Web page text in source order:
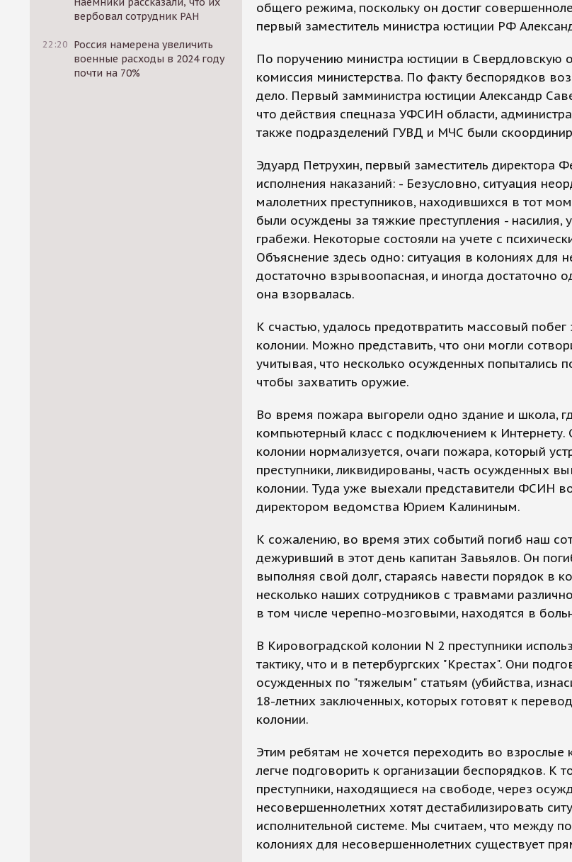
вербовал сотрудник РАН
22:20 Россия намерена увеличить
военные расходы в 2024 году
почти на 70%
общего режима, поскольку он достиг
первый заместитель министра юстиции РФ
По поручению министра юстиции в Свердловскую
комиссия министерства. По факту беспорядков
дело. Первый замминистра юстиции Александр
что действия спецназа УФСИН области,
также подразделений ГУВД и МЧС были
Эдуард Петрухин, первый заместитель директора
исполнения наказаний: - Безусловно, ситуация
малолетних преступников, находившихся в тот
были осуждены за тяжкие преступления - насилия,
грабежи. Некоторые состояли на учете с
Объяснение здесь одно: ситуация в колониях для
достаточно взрывоопасная, и иногда достаточно
она взорвалась.
К счастью, удалось предотвратить массовый побег
колонии. Можно представить, что они могли
учитывая, что несколько осужденных попытались
чтобы захватить оружие.
Во время пожара выгорели одно здание и школа,
компьютерный класс с подключением к Интернету.
колонии нормализуется, очаги пожара, который
преступники, ликвидированы, часть осужденных
колонии. Туда уже выехали представители ФСИН
директором ведомства Юрием Калининым.
К сожалению, во время этих событий погиб наш
дежуривший в этот день капитан Завьялов. Он
выполняя свой долг, стараясь навести порядок в
несколько наших сотрудников с травмами
в том числе черепно-мозговыми, находятся в
В Кировоградской колонии N 2 преступники
тактику, что и в петербургских "Крестах". Они
осужденных по "тяжелым" статьям (убийства,
18-летних заключенных, которых готовят к
колонии.
Этим ребятам не хочется переходить во взрослые
легче подговорить к организации беспорядков. К
преступники, находящиеся на свободе, через
несовершеннолетних хотят дестабилизировать
исполнительной системе. Мы считаем, что между
колониях для несовершеннолетних существует